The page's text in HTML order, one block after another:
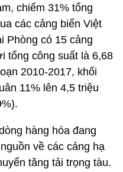
chiếm 31% tổng
các cảng biển Việt
Phòng có 15 cảng
tổng công suất là 6,68
2010-2017, khối
11% lên 4,5 triệu
hàng hóa đang
về các cảng hạ
tăng tải trọng tàu.